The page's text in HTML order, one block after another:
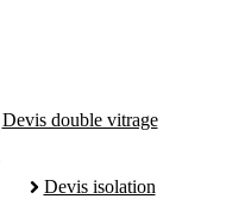
Devis double vitrage
Devis isolation